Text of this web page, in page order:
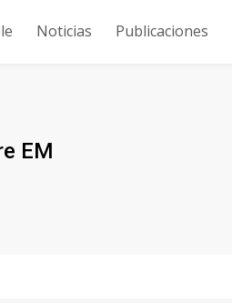
Noticias Publicaciones
EM